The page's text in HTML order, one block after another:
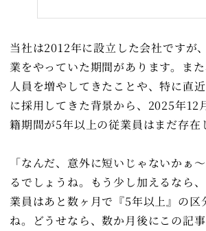
当社は2012年に設立した会社ですが
業をやっていた期間があります。ま
人員を増やしてきたことや、特に直
に採用してきた背景から、2025年12
籍期間が5年以上の従業員はまだ存在
「なんだ、意外に短いじゃないかぁ
るでしょうね。もう少し加えるなら
業員はあと数ヶ月で『5年以上』の区
ね。どうせなら、数か月後にこの記